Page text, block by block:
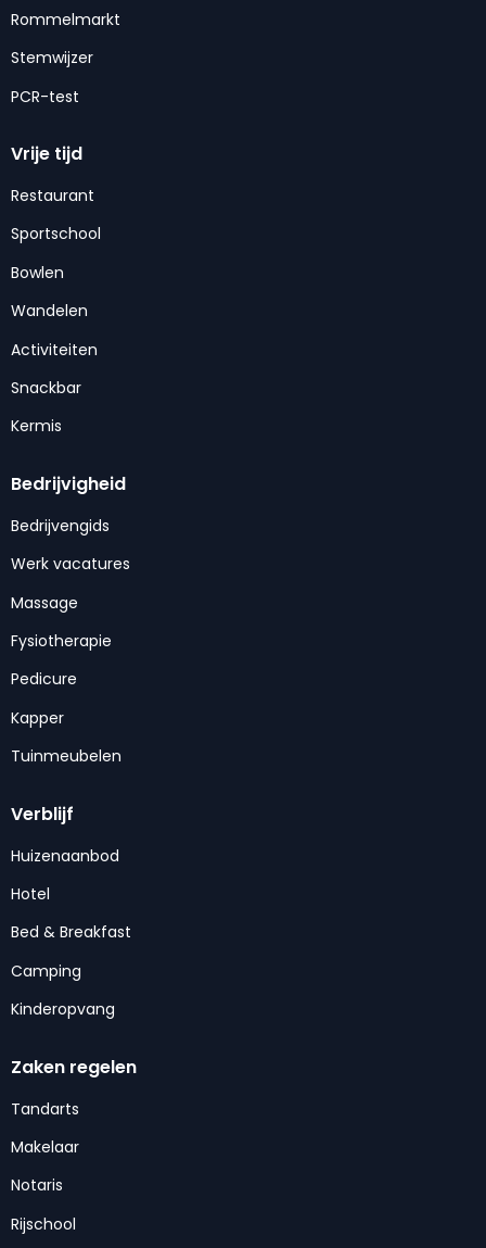
Rommelmarkt
Stemwijzer
PCR-test
Vrije tijd
Restaurant
Sportschool
Bowlen
Wandelen
Activiteiten
Snackbar
Kermis
Bedrijvigheid
Bedrijvengids
Werk vacatures
Massage
Fysiotherapie
Pedicure
Kapper
Tuinmeubelen
Verblijf
Huizenaanbod
Hotel
Bed & Breakfast
Camping
Kinderopvang
Zaken regelen
Tandarts
Makelaar
Notaris
Rijschool